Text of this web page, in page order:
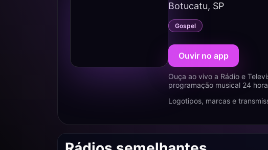
Botucatu, SP
Gospel
Ouvir no app
Ouça ao vivo a Rádio e
programação musical 24
Logotipos, marcas e